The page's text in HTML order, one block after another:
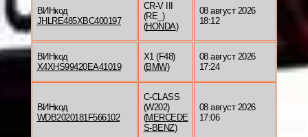
ВИНкод
JHLRE485XBC400197
CR-V III
(RE_)
(HONDA)
08 август 2026
18:12
ВИНкод
X4XHS99420EA41019
X1 (F48)
(BMW)
08 август 2026
17:24
ВИНкод
WDB2020181F566102
C-CLASS
(W202)
(MERCEDE
S-BENZ)
08 август 2026
17:06